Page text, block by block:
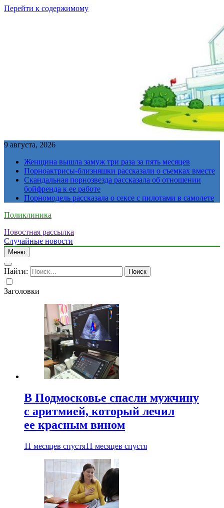
Перейти к содержимому
9 августа, 2026
Женщина вышла замуж три раза за пять месяцев
Порноактрисы-близняшки рассказали о съемках вместе
Скандальная порнозвезда рассказала об отношении
бойфренда к ее работе
Порномодель рассказала о сексе с пилотами в самолете
Поликлиника
Новостная рассылка
Случайные новости
Меню
Найти:
Заголовки
В Подмосковье спасли мужчину
с аритмией, который лечил
ее красным вином
11 месяцев спустя11 месяцев спустя